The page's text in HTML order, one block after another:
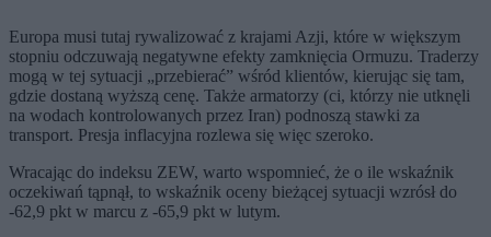
Europa musi tutaj rywalizować z krajami Azji, które w większym
stopniu odczuwają negatywne efekty zamknięcia Ormuzu. Traderzy
mogą w tej sytuacji „przebierać” wśród klientów, kierując się tam,
gdzie dostaną wyższą cenę. Także armatorzy (ci, którzy nie utknęli
na wodach kontrolowanych przez Iran) podnoszą stawki za
transport. Presja inflacyjna rozlewa się więc szeroko.
Wracając do indeksu ZEW, warto wspomnieć, że o ile wskaźnik
oczekiwań tąpnął, to wskaźnik oceny bieżącej sytuacji wzrósł do
-62,9 pkt w marcu z -65,9 pkt w lutym.